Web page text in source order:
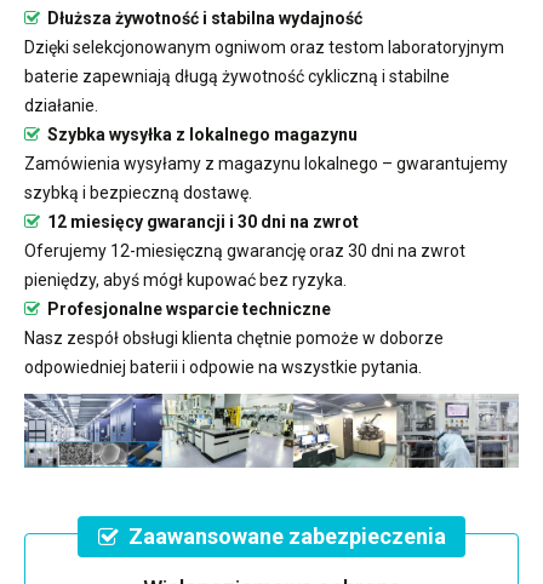
Dłuższa żywotność i stabilna wydajność
Dzięki selekcjonowanym ogniwom oraz testom laboratoryjnym
baterie zapewniają długą żywotność cykliczną i stabilne
działanie.
Szybka wysyłka z lokalnego magazynu
Zamówienia wysyłamy z magazynu lokalnego – gwarantujemy
szybką i bezpieczną dostawę.
12 miesięcy gwarancji i 30 dni na zwrot
Oferujemy 12-miesięczną gwarancję oraz 30 dni na zwrot
pieniędzy, abyś mógł kupować bez ryzyka.
Profesjonalne wsparcie techniczne
Nasz zespół obsługi klienta chętnie pomoże w doborze
odpowiedniej baterii i odpowie na wszystkie pytania.
Zaawansowane zabezpieczenia